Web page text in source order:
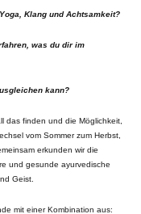
Klang und Achtsamkeit?
was du dir im
kann?
das finden und die Möglichkeit,
vom Sommer zum Herbst,
erkunden wir die
und gesunde ayurvedische
Geist.
mit einer Kombination aus: